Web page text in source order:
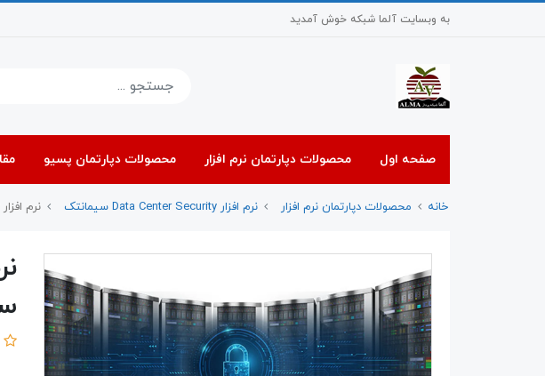
به وبسایت آلما شبکه خوش آمدید
صفحه اول محصولات دپارتمان نرم افزار محصولات دپارتمان پسیو
خانه محصولات دپارتمان نرم افزار نرم افزار Data Center Security سیمانتک نرم افزار Symantec Data Center Security سیمانتک